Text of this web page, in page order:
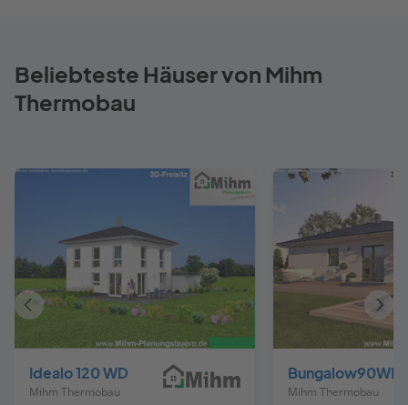
Beliebteste Häuser von Mihm
Thermobau
Idealo 120 WD
Mihm Thermobau
Bungalow90WD
Mihm Thermobau
Vorheriges
Haus